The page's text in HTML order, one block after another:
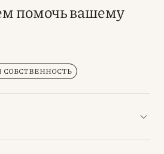
помочь вашему